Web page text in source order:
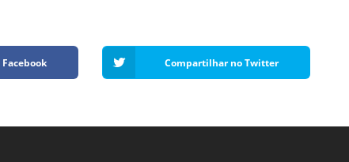
Compartilhar no Twitter